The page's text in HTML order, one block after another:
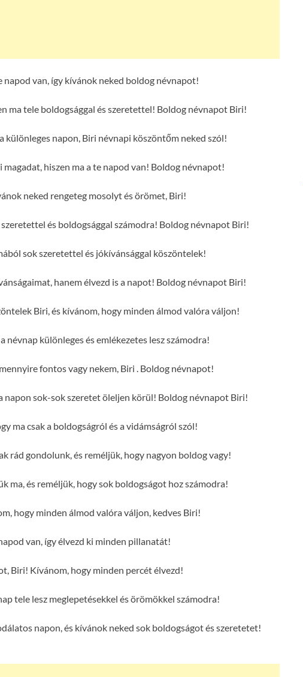
napod van, így kívánok neked boldog névnapot!
ma tele boldogsággal és szeretettel! Boldog névnapot Biri!
különleges napon, Biri névnapi köszöntőm neked szól!
hiszen ma a te napod van! Boldog névnapot!
neked rengeteg mosolyt és örömet, Biri!
és boldogsággal számodra! Boldog névnapot Biri!
sok szeretettel és jókívánsággal köszöntelek!
hanem élvezd is a napot! Boldog névnapot Biri!
Biri, és kívánom, hogy minden álmod valóra váljon!
névnap különleges és emlékezetes lesz számodra!
fontos vagy nekem, Biri . Boldog névnapot!
napon sok-sok szeretet öleljen körül! Boldog névnapot Biri!
ma csak a boldogságról és a vidámságról szól!
rád gondolunk, és reméljük, hogy nagyon boldog vagy!
ma, és reméljük, hogy sok boldogságot hoz számodra!
hogy minden álmod valóra váljon, kedves Biri!
van, így élvezd ki minden pillanatát!
Biri! Kívánom, hogy minden percét élvezd!
tele lesz meglepetésekkel és örömökkel számodra!
napon, és kívánok neked sok boldogságot és szeretetet!